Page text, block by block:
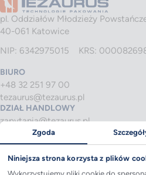
Zgoda
Niniejsza strona korzysta z plików
pl. Oddziałów Młodzieży
40-061 Katowice
NIP: 6342975015
KRS:
BIURO
+48 32 251 97 00
tezaurus@tezaurus.pl
DZIAŁ HANDLOWY
zapytania@tezaurus.pl
serwis@tezaurus.pl
Tezaurus